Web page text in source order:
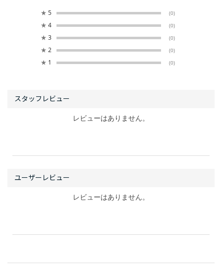
★ 5 (0)
★ 4 (0)
★ 3 (0)
★ 2 (0)
★ 1 (0)
レビューはありません。
レビューはありません。